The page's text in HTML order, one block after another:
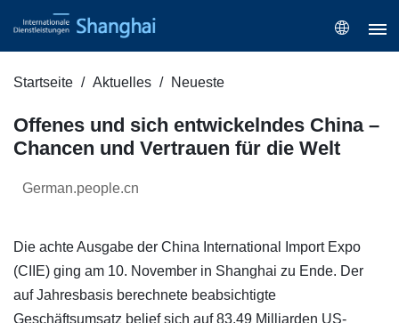
Startseite Aktuelles Neueste
Offenes und sich entwickelndes China –
Chancen und Vertrauen für die Welt
German.people.cn
Die achte Ausgabe der China International Import Expo
(CIIE) ging am 10. November in Shanghai zu Ende. Der
auf Jahresbasis berechnete beabsichtigte
Geschäftsumsatz belief sich auf 83,49 Milliarden US-